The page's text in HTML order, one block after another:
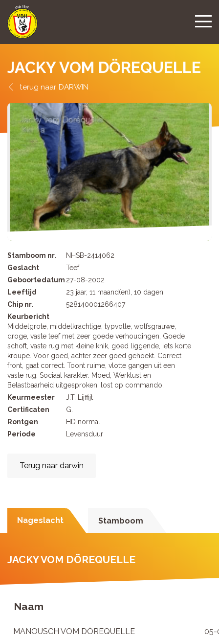
JACKY VOM DÖREQUELLE
DARWIN
Stamboom nr.
NHSB-2414062
Geslacht
Teef
Geboortedatum 27-08-2002
Leeftijd
23 jaar, 11 maand(en), 10 dagen
Chip nr.
528140001266407
Keurbericht
Middelgrote, middelkrachtige, typvolle, wolfsgrauwe,
droge, vaste teef met zeer goede verhoudingen. Goede
schoft, vaste rug met kleine knik, goed liggende, iets korte
kroupe. Voor goed, achter zeer goed gehoekt. Correct
front, gaat correct. Toont ruime, vlotte gangen uit een
vaste rug. Sociaal karakter. Moed, Werklust en
Belastbaarheid uitgesproken, lost op commando.
Keurmeester
J.T. Lijffijt
Certificaten
G.
Rontgen
HD normal
Periode
Levensduur
Terug naar darwin
Nageslacht Stamboom
JACKY VOM DÖREQUELLE
Naam
MANOUSCH VOM DÖREQUELLE